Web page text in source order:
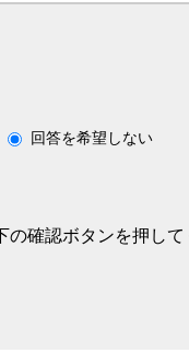
回答を希望しない
確認ボタンを押して